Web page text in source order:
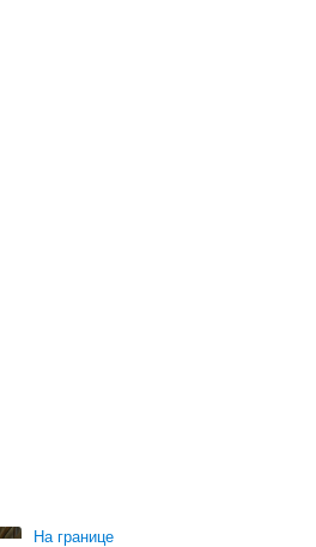
На границе